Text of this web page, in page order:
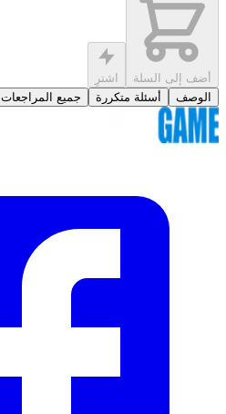
أضف إلى السلة
اشترِ
الوصف
أسئلة متكررة جميع المراجعات